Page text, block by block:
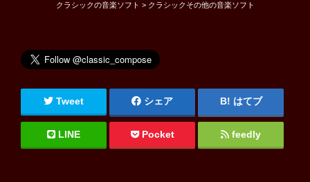
クラシックの音楽ソフト > クラシックその他の音楽ソフト
Tweet シェア はてブ
LINE Pocket feedly